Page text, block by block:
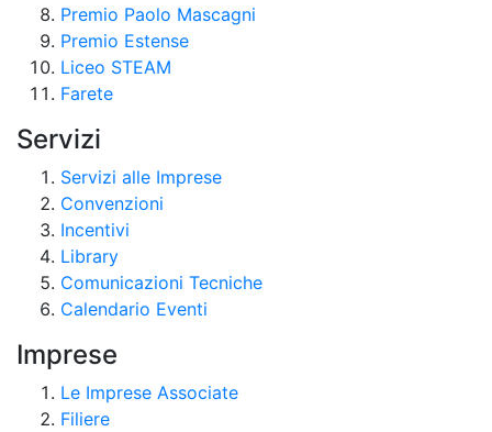
Premio Paolo Mascagni
Premio Estense
Liceo STEAM
Farete
Servizi
Servizi alle Imprese
Convenzioni
Incentivi
Library
Comunicazioni Tecniche
Calendario Eventi
Imprese
Le Imprese Associate
Filiere